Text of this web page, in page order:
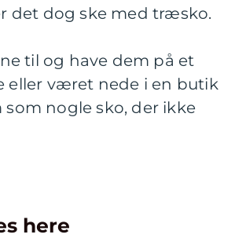
det dog ske med træsko.
til og have dem på et
eller været nede i en butik
nogle sko, der ikke
here